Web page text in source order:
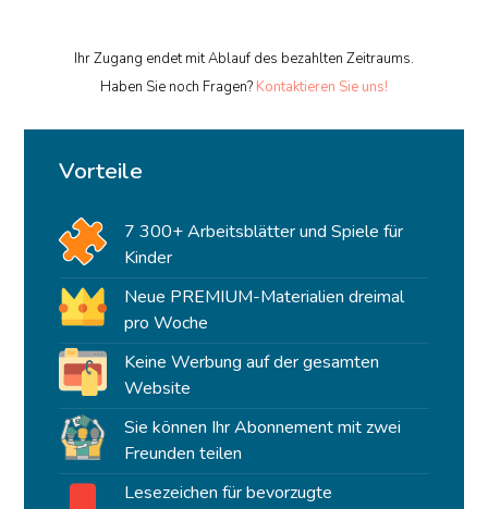
Ihr Zugang endet mit Ablauf des bezahlten Zeitraums.
Haben Sie noch Fragen? Kontaktieren Sie uns!
Vorteile
7 300+ Arbeitsblätter und Spiele für
Kinder
Neue PREMIUM-Materialien dreimal
pro Woche
Keine Werbung auf der gesamten
Website
Sie können Ihr Abonnement mit zwei
Freunden teilen
Lesezeichen für bevorzugte